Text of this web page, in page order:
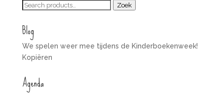
Zoeken
Zoek
Blog
We spelen weer mee tijdens de Kinderboekenweek!
Kopiëren
Agenda